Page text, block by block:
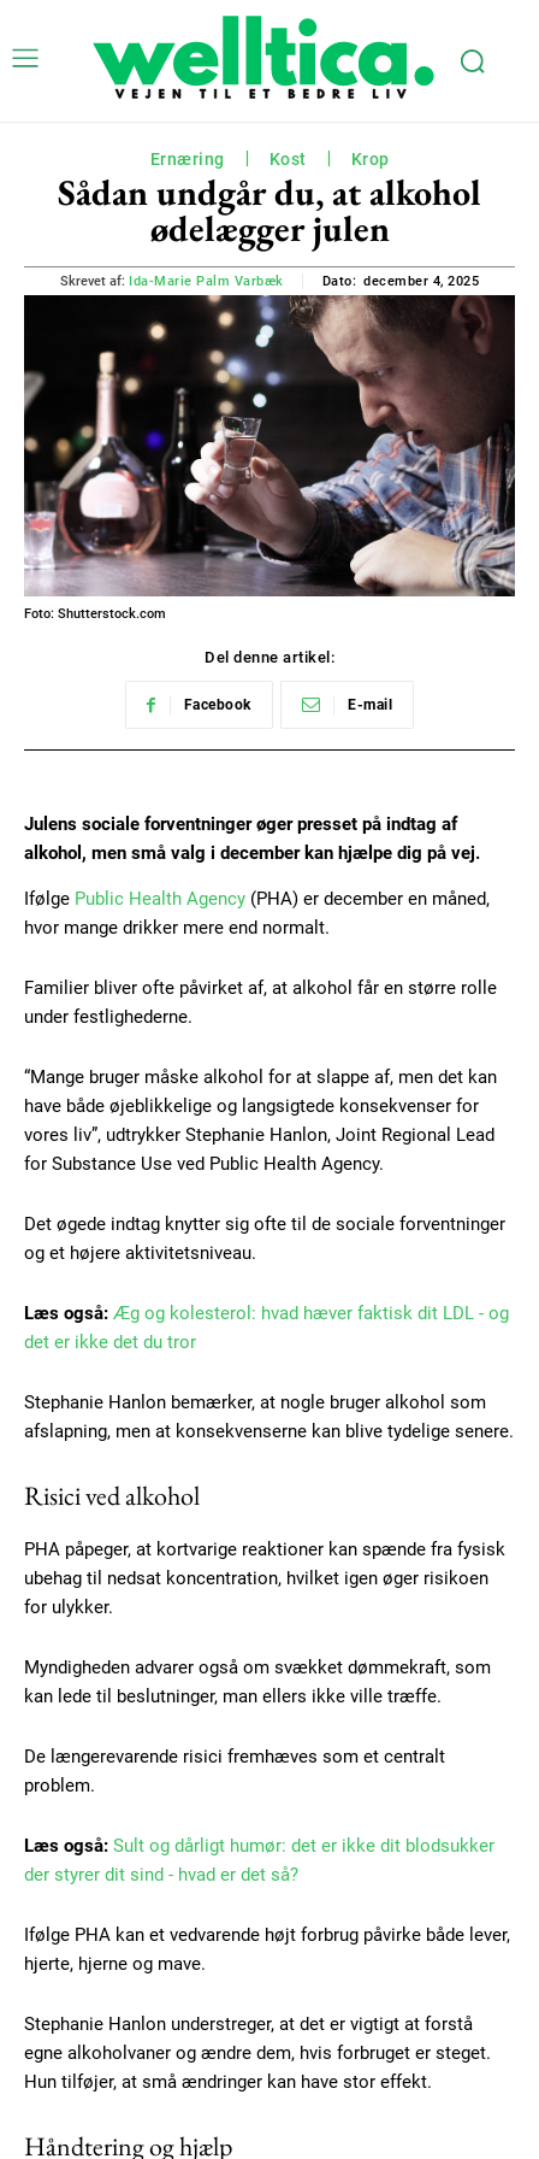
Subscription Plans
Ernæring Kost Krop
Sådan undgår du, at alkohol
ødelægger julen
Skrevet af: Ida-Marie Palm Varbæk Dato: december 4, 2025
Foto: Shutterstock.com
Del denne artikel:
Facebook E-mail
Julens sociale forventninger øger presset på indtag af
alkohol, men små valg i december kan hjælpe dig på vej.
Ifølge Public Health Agency (PHA) er december en måned,
hvor mange drikker mere end normalt.
Familier bliver ofte påvirket af, at alkohol får en større rolle
under festlighederne.
“Mange bruger måske alkohol for at slappe af, men det kan
have både øjeblikkelige og langsigtede konsekvenser for
vores liv”, udtrykker Stephanie Hanlon, Joint Regional Lead
for Substance Use ved Public Health Agency.
Det øgede indtag knytter sig ofte til de sociale forventninger
og et højere aktivitetsniveau.
Læs også: Æg og kolesterol: hvad hæver faktisk dit LDL - og
det er ikke det du tror
Stephanie Hanlon bemærker, at nogle bruger alkohol som
afslapning, men at konsekvenserne kan blive tydelige senere.
Risici ved alkohol
PHA påpeger, at kortvarige reaktioner kan spænde fra fysisk
ubehag til nedsat koncentration, hvilket igen øger risikoen
for ulykker.
Myndigheden advarer også om svækket dømmekraft, som
kan lede til beslutninger, man ellers ikke ville træffe.
De længerevarende risici fremhæves som et centralt
problem.
Læs også: Sult og dårligt humør: det er ikke dit blodsukker
der styrer dit sind - hvad er det så?
Ifølge PHA kan et vedvarende højt forbrug påvirke både lever,
hjerte, hjerne og mave.
Stephanie Hanlon understreger, at det er vigtigt at forstå
egne alkoholvaner og ændre dem, hvis forbruget er steget.
Hun tilføjer, at små ændringer kan have stor effekt.
Håndtering og hjælp